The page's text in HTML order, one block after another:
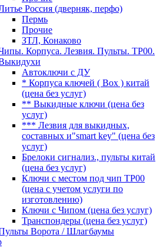
Россия (дверняк, перфо)
Пермь
Прочие
ЗТЛ, Конаково
Корпуса. Лезвия. Пульты. TP00.
Автоключи с ДУ
* Корпуса ключей ( Box ) китай
(цена без услуг)
** Выкидные ключи (цена без
услуг)
*** Лезвия для выкидных,
составных и"smart key" (цена без
услуг)
Брелоки сигнализ., пульты китай
(цена без услуг)
Ключи с местом под чип TP00
(цена с учетом услуги по
изготовлению)
Ключи с Чипом (цена без услуг)
Транспондеры (цена без услуг)
Ворота / Шлагбаумы